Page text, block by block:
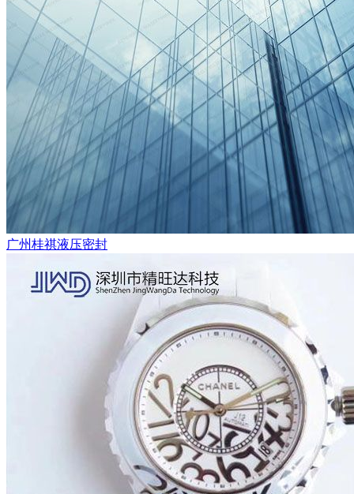
广州桂祺液压密封